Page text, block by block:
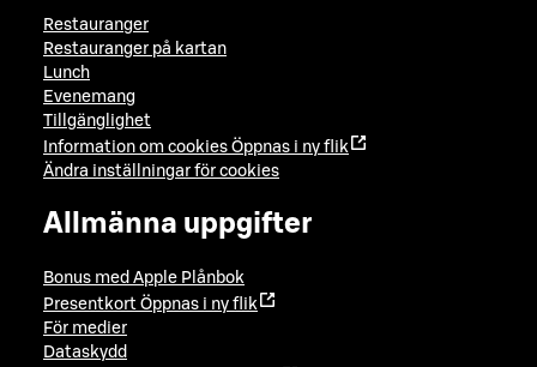
Restauranger
Restauranger på kartan
Lunch
Evenemang
Tillgänglighet
Information om cookies Öppnas i ny flik
Ändra inställningar för cookies
Allmänna uppgifter
Bonus med Apple Plånbok
Presentkort Öppnas i ny flik
För medier
Dataskydd